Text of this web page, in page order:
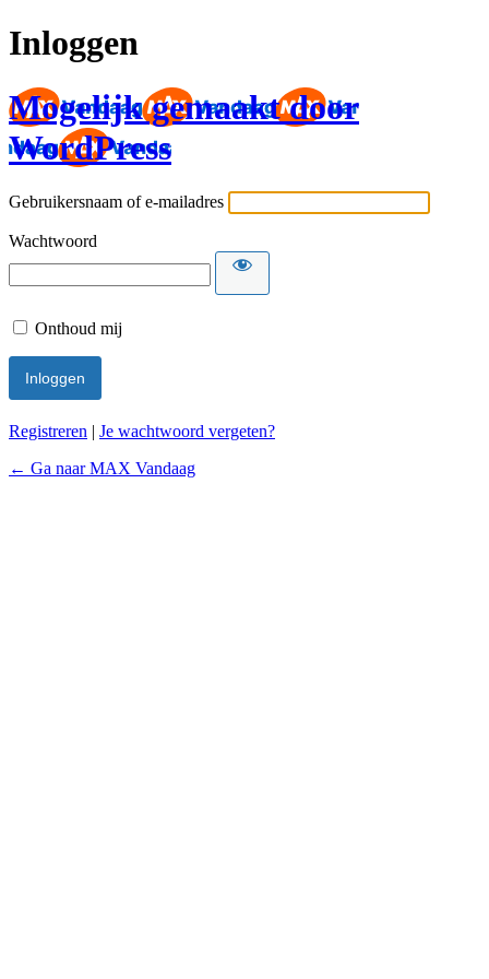
Inloggen
Mogelijk gemaakt door
WordPress
Gebruikersnaam of e-mailadres
Wachtwoord
Onthoud mij
Registreren | Je wachtwoord vergeten?
← Ga naar MAX Vandaag